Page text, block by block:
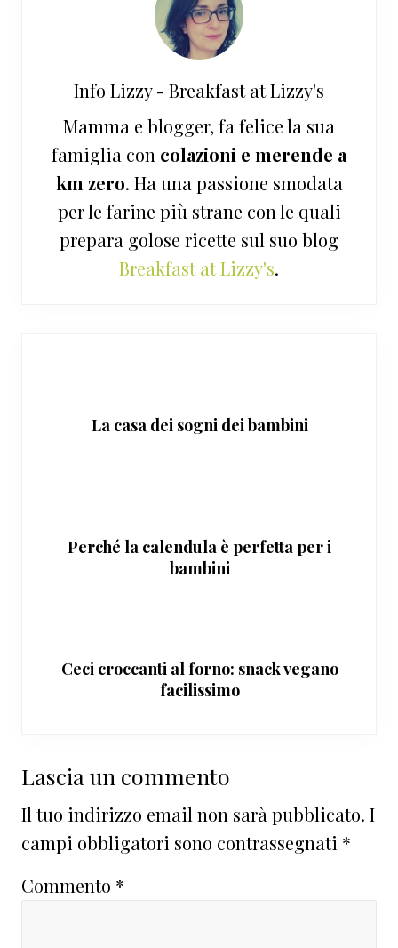
Info Lizzy - Breakfast at Lizzy's
Mamma e blogger, fa felice la sua
famiglia con colazioni e merende a
km zero. Ha una passione smodata
per le farine più strane con le quali
prepara golose ricette sul suo blog
Breakfast at Lizzy's.
La casa dei sogni dei bambini
Perché la calendula è perfetta per i
bambini
Ceci croccanti al forno: snack vegano
facilissimo
Interazioni
del
lettore
Lascia un commento
Il tuo indirizzo email non sarà pubblicato. I
campi obbligatori sono contrassegnati *
Commento *